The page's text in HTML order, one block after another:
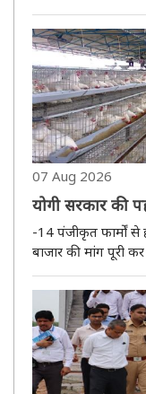
क्षेत्र के 54 तालाबों,
वर्षीय पट्टा आवंटित
उपजिलाधिका..
07 Aug 2026
योगी सरकार की
मिली नई रफ्तार
-14 पंजीकृत फार्मों से
बाजार की मांग पूरी कर
ग्रामीण अर्थव्यवस्था
मिल